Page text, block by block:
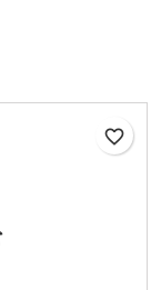
favorite_border